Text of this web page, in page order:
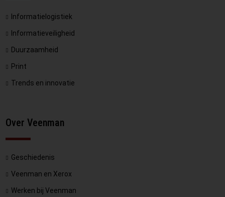
Informatielogistiek
Informatieveiligheid
Duurzaamheid
Print
Trends en innovatie
Over Veenman
Geschiedenis
Veenman en Xerox
Werken bij Veenman